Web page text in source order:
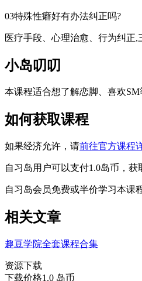
03特殊性癖好有办法纠正吗?
医疗手段、心理治愈、行为纠正,
小岛叨叨
本课程适合想了解恋脚、喜欢
如何获取课程
如果经济允许，请前往官方课程
自习岛用户可以支付1.0岛币，获
自习岛会员免费或半价学习本课
相关文章
趣豆学院全套课程合集
资源下载
下载价格1.0 岛币